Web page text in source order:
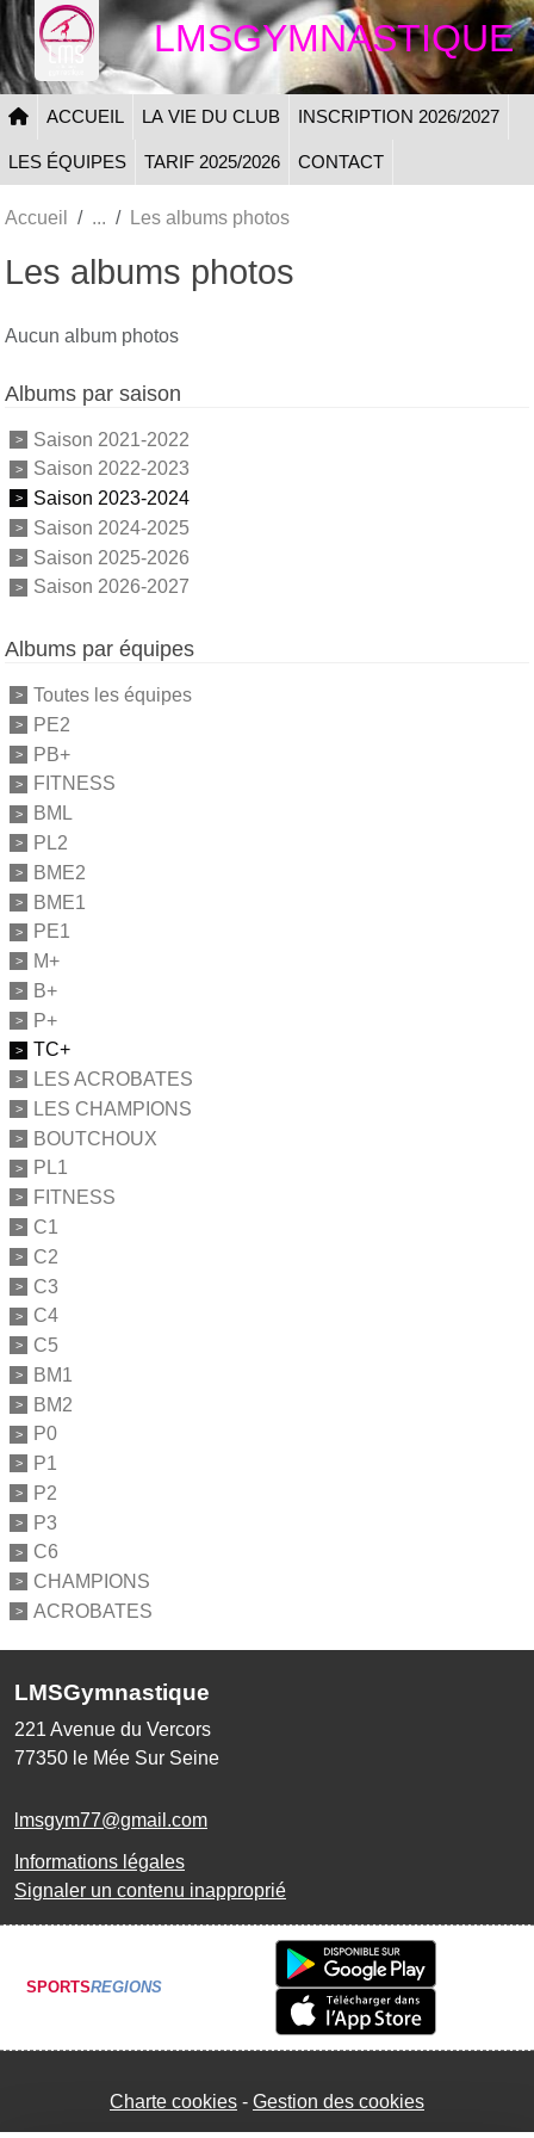
LMSGYMNASTIQUE
ACCUEIL LA VIE DU CLUB INSCRIPTION 2026/2027
LES ÉQUIPES TARIF 2025/2026 CONTACT
Accueil Les albums photos
Les albums photos
Aucun album photos
Albums par saison
Saison 2021-2022
Saison 2022-2023
Saison 2023-2024
Saison 2024-2025
Saison 2025-2026
Saison 2026-2027
Albums par équipes
Toutes les équipes
PE2
PB+
FITNESS
BML
PL2
BME2
BME1
PE1
M+
B+
P+
TC+
LES ACROBATES
LES CHAMPIONS
BOUTCHOUX
PL1
FITNESS
C1
C2
C3
C4
C5
BM1
BM2
P0
P1
P2
P3
C6
CHAMPIONS
ACROBATES
LMSGymnastique
221 Avenue du Vercors
77350 le Mée Sur Seine
lmsgym77@gmail.com
Informations légales
Signaler un contenu inapproprié
SPORTSREGIONS
Charte cookies Gestion des cookies
Panneau de gestion des cookies